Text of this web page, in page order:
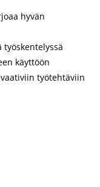
hyvän
työskentelyssä
käyttöön
työtehtäviin